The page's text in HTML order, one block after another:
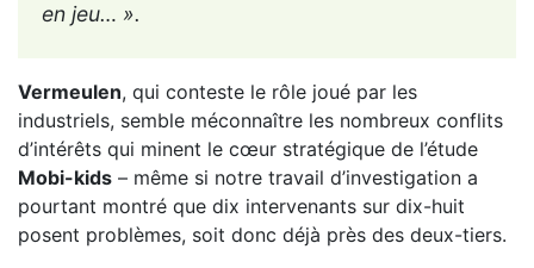
en jeu… ».
Vermeulen, qui conteste le rôle joué par les
industriels, semble méconnaître les nombreux conflits
d’intérêts qui minent le cœur stratégique de l’étude
Mobi-kids – même si notre travail d’investigation a
pourtant montré que dix intervenants sur dix-huit
posent problèmes, soit donc déjà près des deux-tiers.